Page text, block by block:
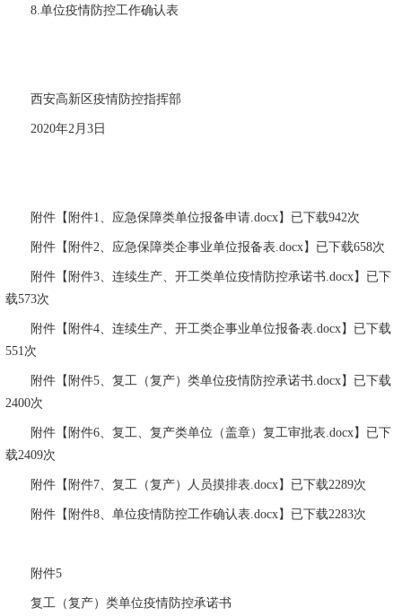
8. 单位疫情防控工作确认表
西安高新区疫情防控指挥部
2020年2 月 3日
附件【附件1 、应急保障类单位报备申请.docx】已下载942次
附件【附件2 、应急保障类企事业单位报备表 .docx】已下载658次
附件【附件3、连续生产、开工类单位疫情防控承诺书 .docx】已下
载573次
附件【附件4、连续生产、开工类企事业单位报备表 .docx】已下载
551 次
附件【附件5、复工（复产）类单位疫情防控承诺书 .docx】已下载
2400次
附件【附件6、复工、复产类单位（盖章）复工审批表 .docx】已下
载2409次
附件【附件7、复工（复产）人员摸排表 .docx】已下载2289次
附件【附件8、单位疫情防控工作确认表 .docx】已下载2283次
附件5
复工（复产）类单位疫情防控承诺书